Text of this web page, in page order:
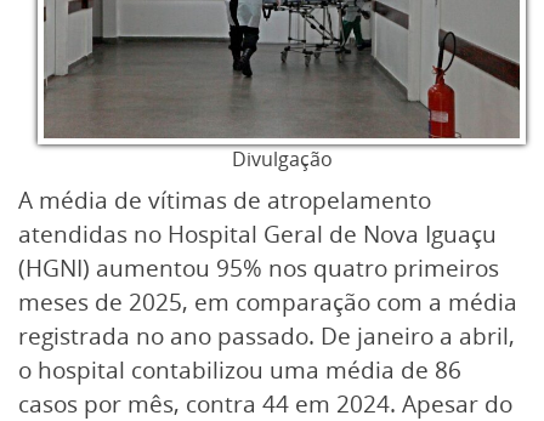
Divulgação
A média de vítimas de atropelamento
atendidas no Hospital Geral de Nova Iguaçu
(HGNI) aumentou 95% nos quatro primeiros
meses de 2025, em comparação com a média
registrada no ano passado. De janeiro a abril,
o hospital contabilizou uma média de 86
casos por mês, contra 44 em 2024. Apesar do